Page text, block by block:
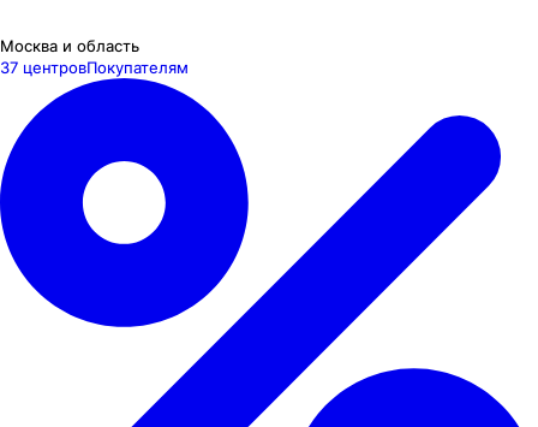
Москва и область
37 центровПокупателям